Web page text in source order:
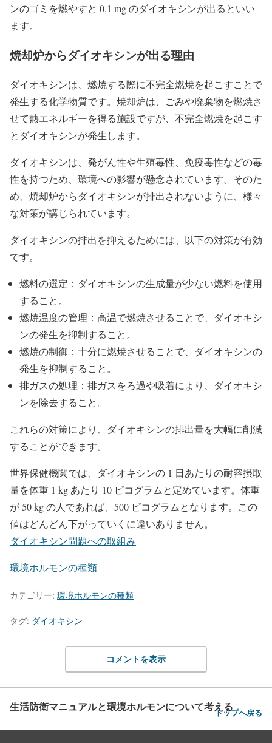
ンのゴミを燃やすと 0.1 mg のダイオキシンが出るといい
ます。
焼却炉からダイオキシンが出る理由
ダイオキシンは、燃焼する際に不完全燃焼を起こすことで
発生する化学物質です。焼却炉は、ごみや廃棄物を燃焼さ
せて熱エネルギーを得る施設ですが、不完全燃焼を起こす
とダイオキシンが発生します。
ダイオキシンは、発がん性や生殖毒性、免疫毒性などの毒
性を持つため、環境への影響が懸念されています。そのた
め、焼却炉からダイオキシンが排出されないように、様々
な対策が講じられています。
ダイオキシンの排出を抑えるためには、以下の対策が有効
です。
燃料の選定：ダイオキシンの生成量が少ない燃料を使用
すること。
燃焼温度の管理：高温で燃焼させることで、ダイオキシ
ンの発生を抑制すること。
燃焼の制御：十分に燃焼させることで、ダイオキシンの
発生を抑制すること。
排ガスの処理：排ガスをろ過や吸着により、ダイオキシ
ンを除去すること。
これらの対策により、ダイオキシンの排出量を大幅に削減
することができます。
世界保健機関では、ダイオキシンの 1 日あたりの耐容摂取
量を体重 1 kg あたり 10 ピコグラムと定めています。体重
が 50 kg の人であれば、500 ピコグラムとなります。この
値はどんどん下がっていくに違いありません。
ダイオキシン問題への取組み
環境ホルモンの種類
カテゴリー: 環境ホルモンの種類
タグ: ダイオキシン
コメントを表示
生活防衛マニュアルと環境ホルモンについて考えるトップへ戻る